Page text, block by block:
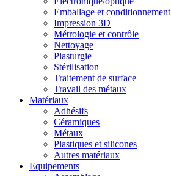
Emballage et conditionnement
Impression 3D
Métrologie et contrôle
Nettoyage
Plasturgie
Stérilisation
Traitement de surface
Travail des métaux
Matériaux
Adhésifs
Céramiques
Métaux
Plastiques et silicones
Autres matériaux
Equipements